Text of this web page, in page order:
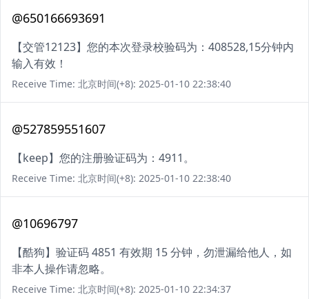
@650166693691
【交管12123】您的本次登录校验码为：408528,15分钟内
输入有效！
Receive Time: 北京时间(+8): 2025-01-10 22:38:40
@527859551607
【keep】您的注册验证码为：4911。
Receive Time: 北京时间(+8): 2025-01-10 22:38:40
@10696797
【酷狗】验证码 4851 有效期 15 分钟，勿泄漏给他人，如
非本人操作请忽略。
Receive Time: 北京时间(+8): 2025-01-10 22:34:37